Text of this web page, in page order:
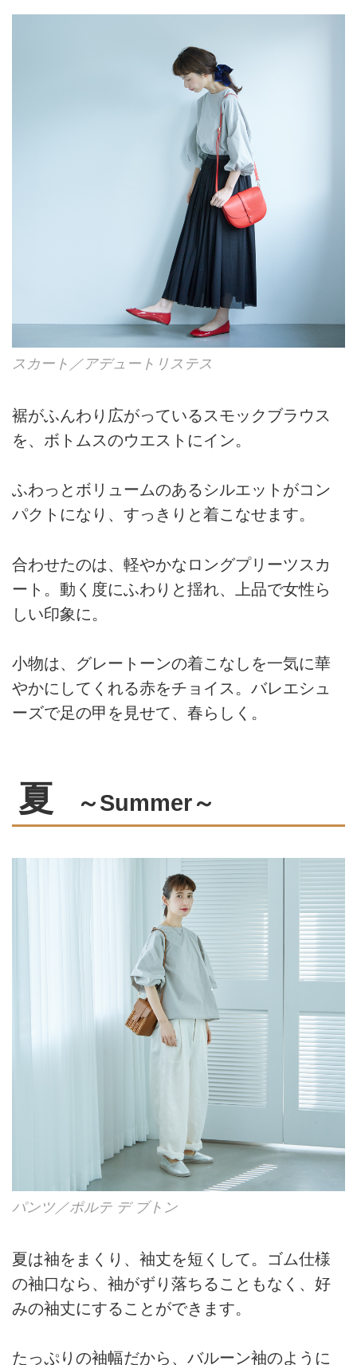
スカート／アデュートリステス
裾がふんわり広がっているスモックブラウス
を、ボトムスのウエストにイン。
ふわっとボリュームのあるシルエットがコン
パクトになり、すっきりと着こなせます。
合わせたのは、軽やかなロングプリーツスカ
ート。動く度にふわりと揺れ、上品で女性ら
しい印象に。
小物は、グレートーンの着こなしを一気に華
やかにしてくれる赤をチョイス。バレエシュ
ーズで足の甲を見せて、春らしく。
夏 ～Summer～
パンツ／ポルテ デ ブトン
夏は袖をまくり、袖丈を短くして。ゴム仕様
の袖口なら、袖がずり落ちることもなく、好
みの袖丈にすることができます。
たっぷりの袖幅だから、バルーン袖のように